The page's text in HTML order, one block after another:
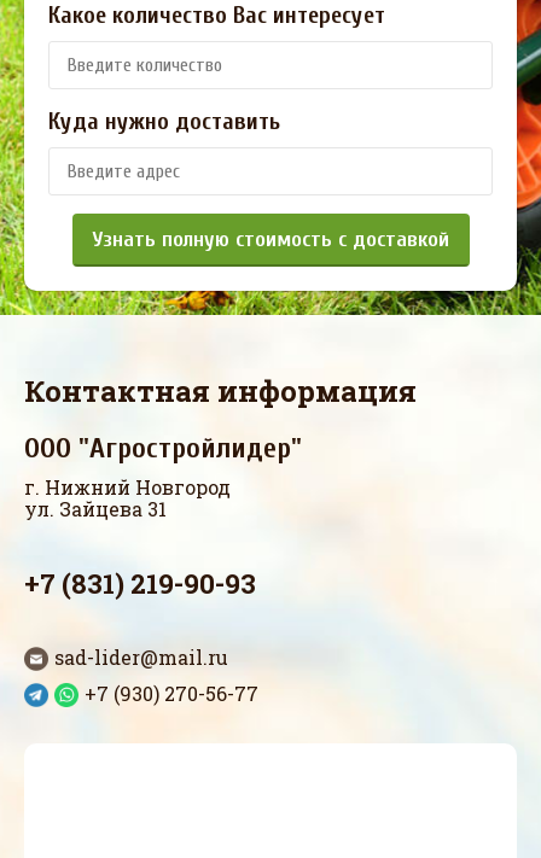
Какое количество Вас интересует
Куда нужно доставить
Узнать полную стоимость с доставкой
Контактная информация
ООО "Агростройлидер"
г. Нижний Новгород
ул. Зайцева 31
+7 (831) 219-90-93
sad-lider@mail.ru
+7 (930) 270-56-77